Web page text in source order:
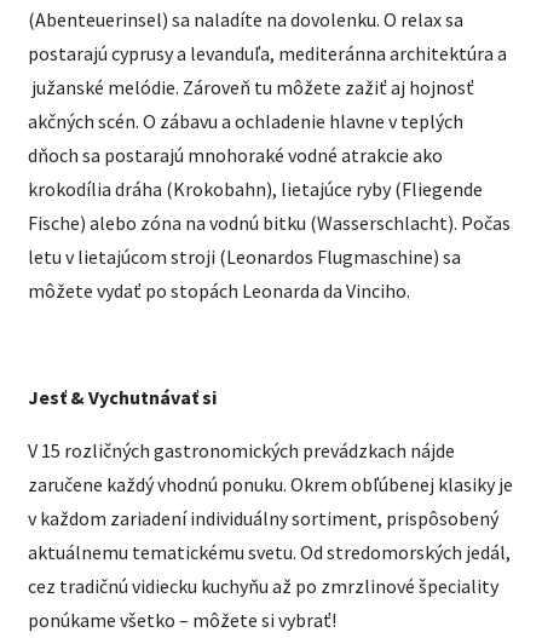
(Abenteuerinsel) sa naladíte na dovolenku. O relax sa
postarajú cyprusy a levanduľa, mediteránna architektúra a
južanské melódie. Zároveň tu môžete zažiť aj hojnosť
akčných scén. O zábavu a ochladenie hlavne v teplých
dňoch sa postarajú mnohoraké vodné atrakcie ako
krokodília dráha (Krokobahn), lietajúce ryby (Fliegende
Fische) alebo zóna na vodnú bitku (Wasserschlacht). Počas
letu v lietajúcom stroji (Leonardos Flugmaschine) sa
môžete vydať po stopách Leonarda da Vinciho.
Jesť & Vychutnávať si
V 15 rozličných gastronomických prevádzkach nájde
zaručene každý vhodnú ponuku. Okrem obľúbenej klasiky je
v každom zariadení individuálny sortiment, prispôsobený
aktuálnemu tematickému svetu. Od stredomorských jedál,
cez tradičnú vidiecku kuchyňu až po zmrzlinové špeciality
ponúkame všetko – môžete si vybrať!